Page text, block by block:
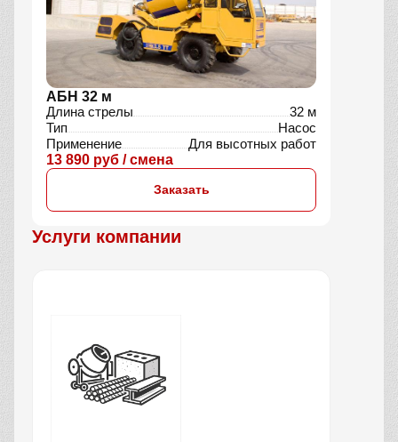
АБН 32 м
Длина стрелы
32 м
Тип
Насос
Применение
Для высотных работ
13 890 руб / смена
Заказать
Услуги компании